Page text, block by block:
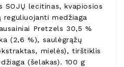
SOJŲ lecitinas, kvapiosios
reguliuojanti medžiaga
Pretzels 30,5 %
(2,6 %), saulėgrąžų
mielės), tirštiklis
(šelakas). 100 g